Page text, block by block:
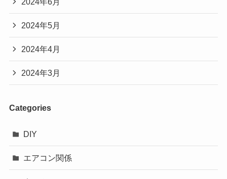
2024年5月
2024年4月
2024年3月
Categories
DIY
エアコン関係